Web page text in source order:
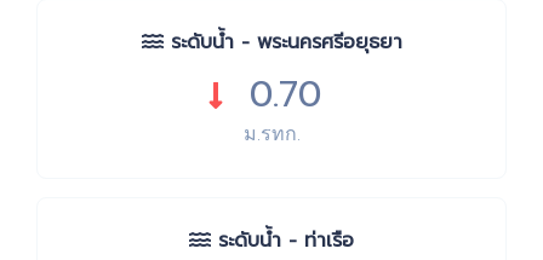
ระดับน้ำ - พระนครศรีอยุธยา
0.70
ม.รทก.
ระดับน้ำ - ท่าเรือ